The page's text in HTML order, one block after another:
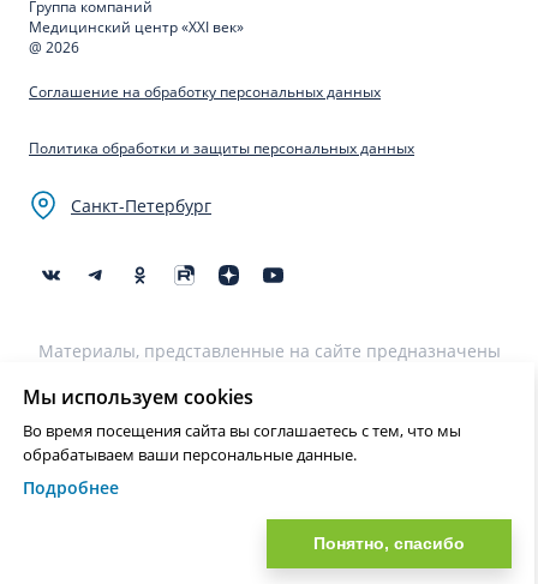
Группа компаний
Медицинский центр «XXI век»
@ 2026
Соглашение на обработку персональных данных
Политика обработки и защиты персональных данных
Санкт-Петербург
Материалы, представленные на сайте предназначены
использованы для постановки диагноза, назначения
лечения и не являются медицинскими рекомендациями.
Необходима консультация специалиста.
Нашли ошибку? Выделите текст и нажмите Ctrl+Enter или на ссылку
Мы используем cookies
Во время посещения сайта вы соглашаетесь с тем, что мы
обрабатываем ваши персональные данные.
Подробнее
Понятно, спасибо